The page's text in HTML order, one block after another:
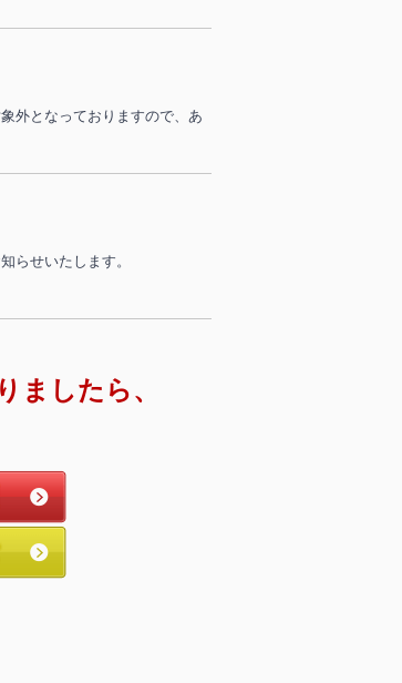
外となっておりますので、あ
らせいたします。
ましたら、